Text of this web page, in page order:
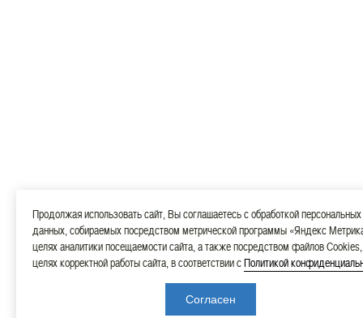
Продолжая использовать сайт, Вы соглашаетесь с обработкой персональных
данных, собираемых посредством метрической программы «Яндекс
целях аналитики посещаемости сайта, а также посредством файлов
целях корректной работы сайта, в соответствии сПолитикой
Согласен